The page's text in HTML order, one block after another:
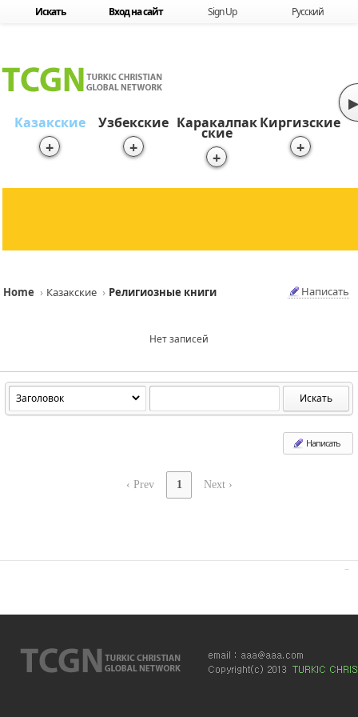
Skip to content
Искать Вход на сайт Sign Up Русский
Казакские
+
Узбекские
+
Каракалпак
ские
+
Киргизские
+
▶
Home › Казакские › Религиозные книги Написать
Нет записей
Искать
Написать
‹ Prev 1 Next ›
Sketchbook5, 스케치북5
Sketchbook5, 스케치북5